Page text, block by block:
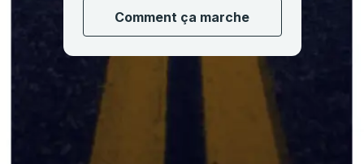
Comment ça marche